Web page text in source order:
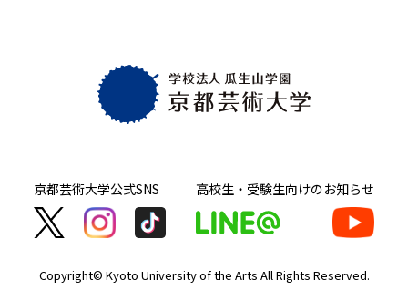
京都芸術大学公式SNS 高校生・受験生向けのお知らせ
Copyright© Kyoto University of the Arts All Rights Reserved.